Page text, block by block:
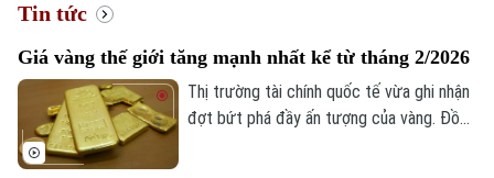
Tin tức
Giá vàng thế giới tăng mạnh nhất kể từ tháng 2/2026
Thị trường tài chính quốc tế vừa ghi nhận
đợt bứt phá đầy ấn tượng của vàng. Đồng